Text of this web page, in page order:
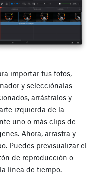
importar tus fotos,
y selecciónalas
arrástralos y
izquierda de la
uno o más clips de
Ahora, arrastra y
Puedes previsualizar el
de reproducción o
línea de tiempo.